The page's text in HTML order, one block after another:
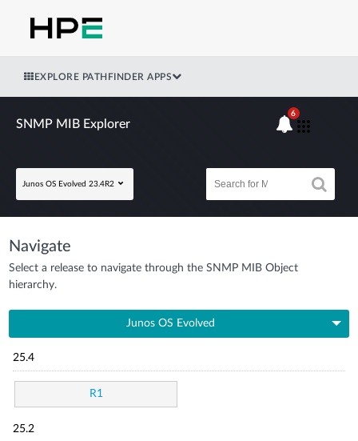
EXPLORE PATHFINDER APPS
SNMP MIB Explorer
Junos OS Evolved 23.4R2
6
Navigate
Select a release to navigate through the SNMP MIB Object
hierarchy.
Junos OS Evolved
25.4
R1
25.2